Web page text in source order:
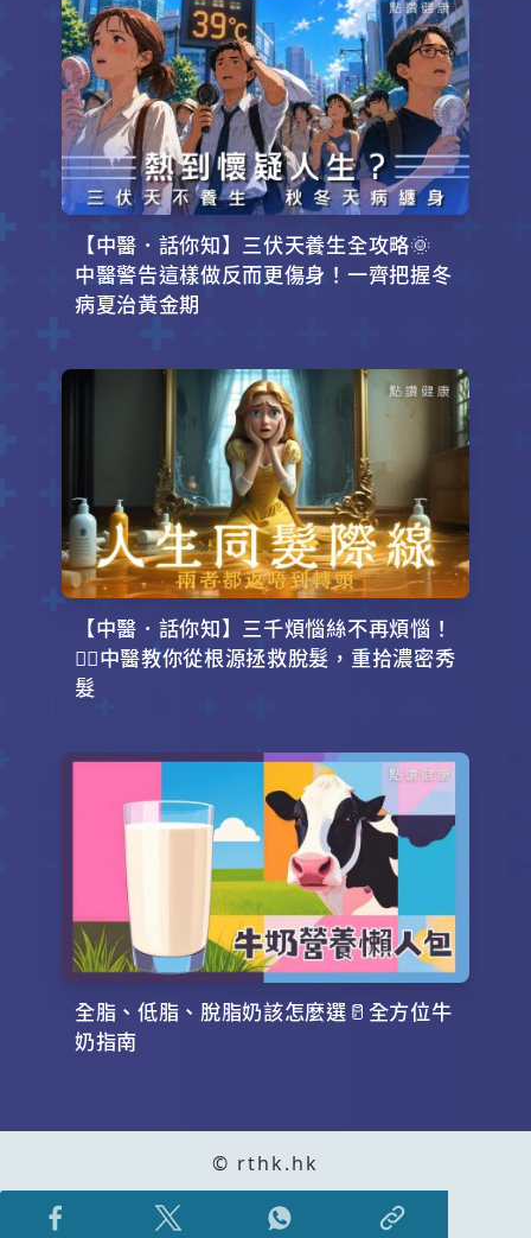
【中醫．話你知】三伏天養生全攻略🌞
中醫警告這樣做反而更傷身！一齊把握冬
病夏治黃金期
【中醫．話你知】三千煩惱絲不再煩惱！
💇‍♂️中醫教你從根源拯救脫髮，重拾濃密秀
髮
全脂、低脂、脫脂奶該怎麼選🥛全方位牛
奶指南
© rthk.hk